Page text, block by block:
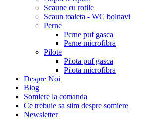
Scaune cu rotile
Scaun toaleta - WC bolnavi
Perne
Perne puf gasca
Perne microfibra
Pilote
Pilota puf gasca
Pilota microfibra
Despre Noi
Blog
Somiere la comanda
Ce trebuie sa stim despre somiere
Newsletter